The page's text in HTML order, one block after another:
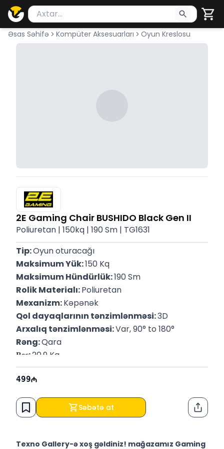
Məhsul axtar
Axtarış üçün ən azı 2 simvol yazın. Göndərmək
Əsas Səhifə Kompüter Aksesuarları Oyun Kreslosu
2E Gaming Chair BUSHIDO Black Gen II
Poliuretan | 150kq | 190 Sm | TG1631
Tip: Oyun oturacağı
Maksimum Yük: 150 Kq
Maksimum Hündürlük: 190 Sm
Rolik Materialı: Poliuretan
Mexanizm: Kəpənək
Qol dayaqlarının tənzimlənməsi: 3D
Arxalıq tənzimlənməsi: Var, 90° to 180°
Rəng: Qara
Вес: 20.9 Kq
P/N: 2E-GC-BUS-BK
499
Səbətə at
Texno Gallery-ə xoş gəldiniz! mağazamız Gaming